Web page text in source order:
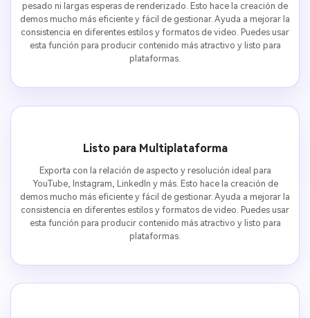
pesado ni largas esperas de renderizado. Esto hace la creación de
demos mucho más eficiente y fácil de gestionar. Ayuda a mejorar la
consistencia en diferentes estilos y formatos de video. Puedes usar
esta función para producir contenido más atractivo y listo para
plataformas.
Listo para Multiplataforma
Exporta con la relación de aspecto y resolución ideal para
YouTube, Instagram, LinkedIn y más. Esto hace la creación de
demos mucho más eficiente y fácil de gestionar. Ayuda a mejorar la
consistencia en diferentes estilos y formatos de video. Puedes usar
esta función para producir contenido más atractivo y listo para
plataformas.